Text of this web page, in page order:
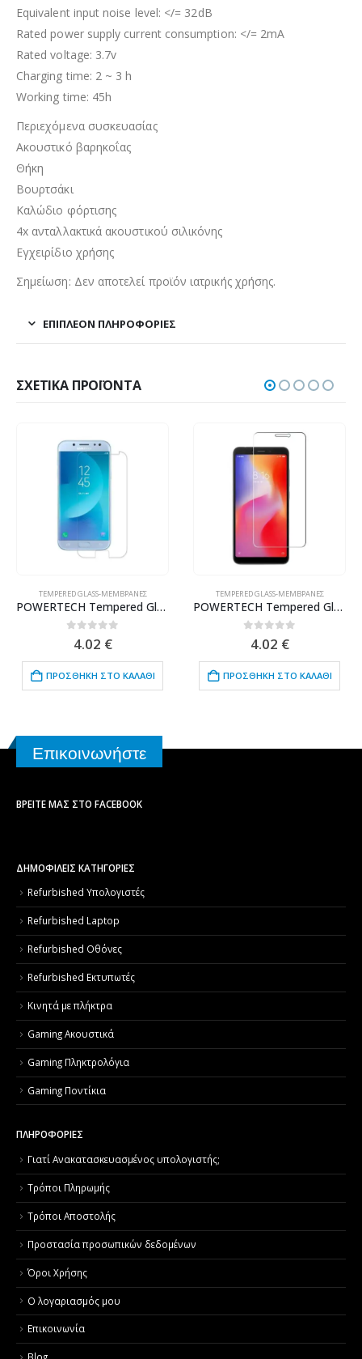
Equivalent input noise level: </= 32dB
Rated power supply current consumption: </= 2mA
Rated voltage: 3.7v
Charging time: 2 ~ 3 h
Working time: 45h
Περιεχόμενα συσκευασίας
Ακουστικό βαρηκοΐας
Θήκη
Βουρτσάκι
Καλώδιο φόρτισης
4x ανταλλακτικά ακουστικού σιλικόνης
Εγχειρίδιο χρήσης
Σημείωση: Δεν αποτελεί προϊόν ιατρικής χρήσης.
ΕΠΙΠΛΈΟΝ ΠΛΗΡΟΦΟΡΊΕΣ
ΣΧΕΤΙΚΆ ΠΡΟΪΌΝΤΑ
TEMPERED GLASS-ΜΕΜΒΡΆΝΕΣ
POWERTECH Tempered Glass 9H(0.33MM), Samsung J5 2017
out of 5
4.02 €
ΠΡΟΣΘΉΚΗ ΣΤΟ ΚΑΛΆΘΙ
TEMPERED GLASS-ΜΕΜΒΡΆΝΕΣ
POWERTECH Tempered Glass 9H(0.33MM), για Xiaomi Redmi 6/6A
out of 5
4.02 €
ΠΡΟΣΘΉΚΗ ΣΤΟ ΚΑΛΆΘΙ
Επικοινωνήστε
ΒΡΕΊΤΕ ΜΑΣ ΣΤΟ FACEBOOK
ΔΗΜΟΦΙΛΕΙΣ ΚΑΤΗΓΟΡΙΕΣ
Refurbished Υπολογιστές
Refurbished Laptop
Refurbished Οθόνες
Refurbished Εκτυπωτές
Κινητά με πλήκτρα
Gaming Ακουστικά
Gaming Πληκτρολόγια
Gaming Ποντίκια
ΠΛΗΡΟΦΟΡΙΕΣ
Γιατί Aνακατασκευασμένος υπολογιστής;
Τρόποι Πληρωμής
Τρόποι Αποστολής
Προστασία προσωπικών δεδομένων
Όροι Χρήσης
Ο λογαριασμός μου
Επικοινωνία